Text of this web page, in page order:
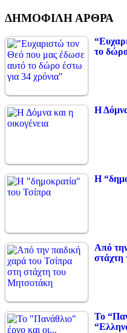
ΔΗΜΟΦΙΛΗ ΑΡΘΡΑ
το
Η
Η
Από
Το